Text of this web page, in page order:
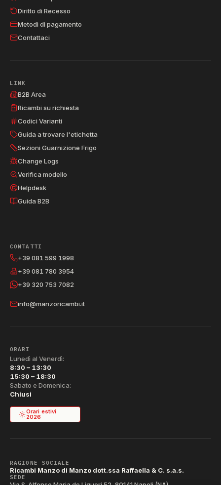
Diritto di Recesso
Metodi di pagamento
Contattaci
LINK
B2B Area
Ricambi su richiesta
Codici Varianti
Guida a trovare l'etichetta
Sezioni Guarnizione Frigo
Change Logs
Verifica modello
Helpdesk
Guida B2B
CONTATTI
+39 081 599 1998
+39 081 780 3954
+39 320 753 7082
info@manzoricambi.it
ORARI
Lunedì al Venerdì:
8:30 – 13:30
15:30 – 18:30
Sabato e Domenica:
Chiusi
Orari estivi
2026
RAGIONE SOCIALE
Ricambi Manzo di Manzo dott.ssa Raffaella & C. s.a.s.
SEDE